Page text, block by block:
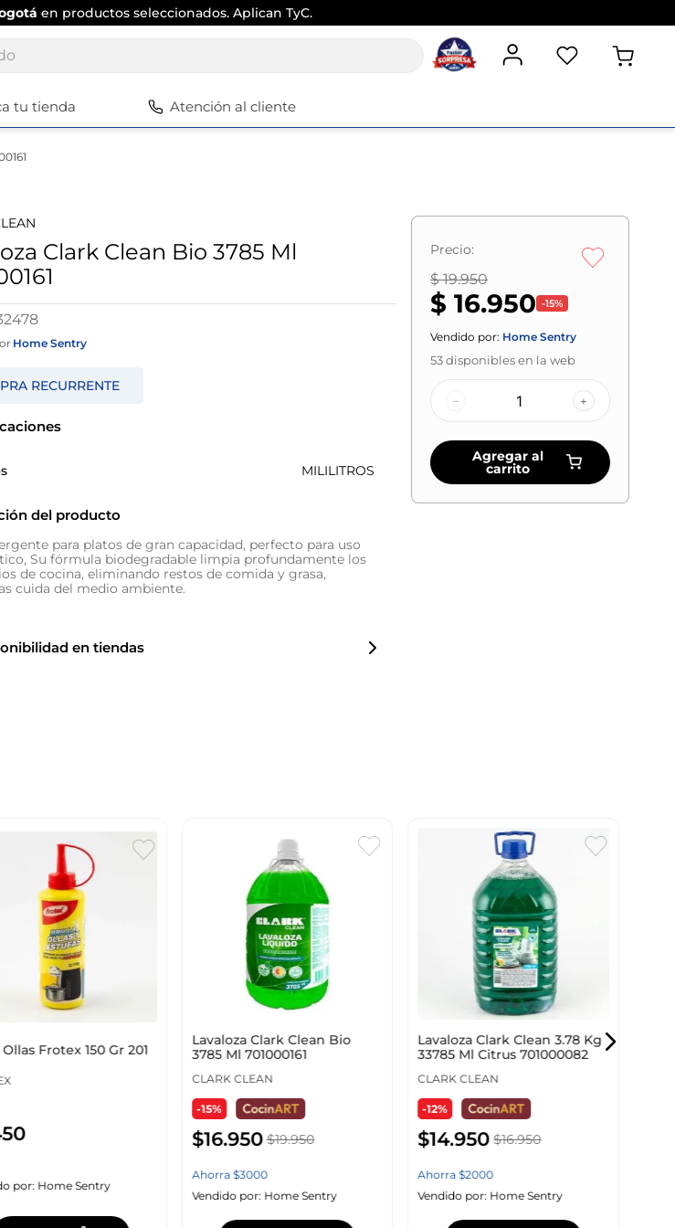
en productos seleccionados. Aplican TyC.
tu tienda Atención al cliente
Clark Clean Bio 3785 Ml
Home Sentry
MILILITROS
del producto
para platos de gran capacidad, perfecto para uso
Su fórmula biodegradable limpia profundamente los
de cocina, eliminando restos de comida y grasa,
cuida del medio ambiente.
en tiendas
Precio:
$ 19.950
$ 16.950 -15%
Vendido por: Home Sentry
53disponibles en la web
– +
Agregar al
carrito
Frotex 150 Gr 201
por: Home Sentry
Lavaloza Clark Clean Bio
3785 Ml 701000161
CLARK CLEAN
-15%
$16.950 $19.950
Ahorra $3000
Vendido por: Home Sentry
Lavaloza Clark Clean 3.78 Kg
33785 Ml Citrus 701000082
CLARK CLEAN
-12%
$14.950 $16.950
Ahorra$2000
Vendido por: Home Sentry